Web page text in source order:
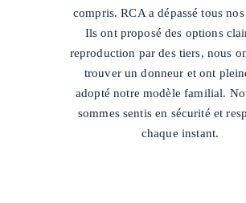
compris. RCA a dépassé tous
Ils ont proposé des options
reproduction par des tiers, nous
trouver un donneur et ont
adopté notre modèle familial.
sommes sentis en sécurité et
chaque instant.